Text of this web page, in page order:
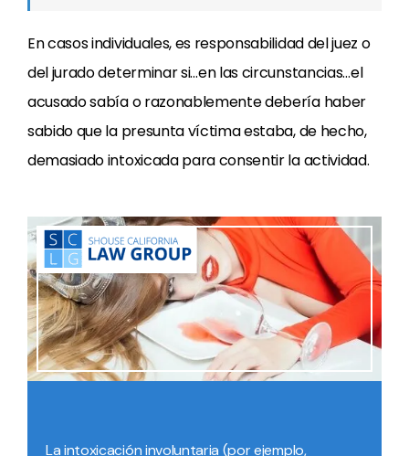
En casos individuales, es responsabilidad del juez o
del jurado determinar si…en las circunstancias…el
acusado sabía o razonablemente debería haber
sabido que la presunta víctima estaba, de hecho,
demasiado intoxicada para consentir la actividad.
La intoxicación involuntaria (por ejemplo,